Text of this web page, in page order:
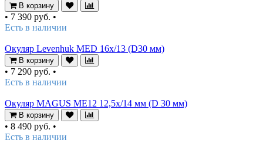
В корзину
• 7 390 руб. •
Есть в наличии
Окуляр Levenhuk MED 16x/13 (D30 мм)
В корзину
• 7 290 руб. •
Есть в наличии
Окуляр MAGUS ME12 12,5х/14 мм (D 30 мм)
В корзину
• 8 490 руб. •
Есть в наличии